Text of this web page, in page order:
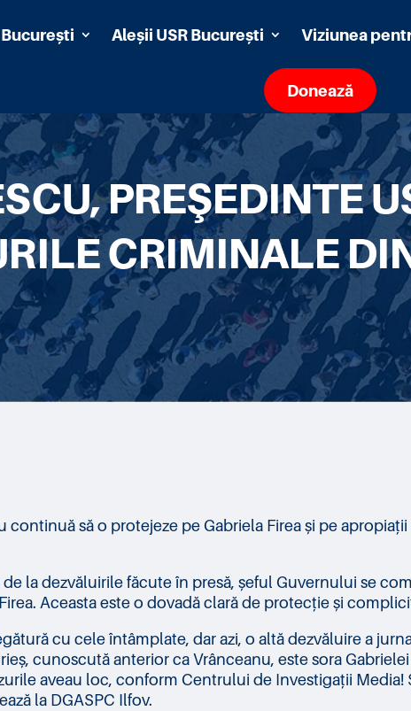
Aleșii USR București Viziunea
Donează
PREŞEDINTE
CRIMINALE
continuă să o protejeze pe Gabriela Firea și pe
la dezvăluirile făcute în presă, șeful Guvernului se
Aceasta este o dovadă clară de protecție și
cu cele întâmplate, dar azi, o altă dezvăluire a
cunoscută anterior ca Vrânceanu, este sora
aveau loc, conform Centrului de Investigații Media!
la DGASPC Ilfov.